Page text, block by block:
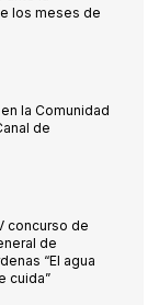
los meses de
la Comunidad
de
concurso de
de
“El agua
cuida”